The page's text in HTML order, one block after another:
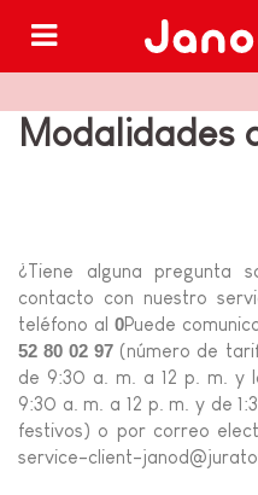
Modalidades
¿Tiene alguna pregunta
contacto con nuestro
teléfono al 0Puede
52 80 02 97 (número de
de 9:30 a. m. a 12 p. m. y
9:30 a. m. a 12 p. m. y de
festivos) o por correo
service-client-